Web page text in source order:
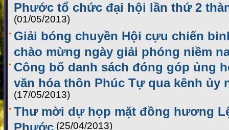
Phước tổ chức đại hội lần thứ 2
(01/05/2013)
Giải bóng chuyền Hội cựu chiến
chào mừng ngày giải phóng niềm
Công bố danh sách đóng góp ủng
văn hóa thôn Phúc Tự qua kênh ủy
(17/05/2013)
Thư mời dự họp mặt đồng hương
Phước (25/04/2013)